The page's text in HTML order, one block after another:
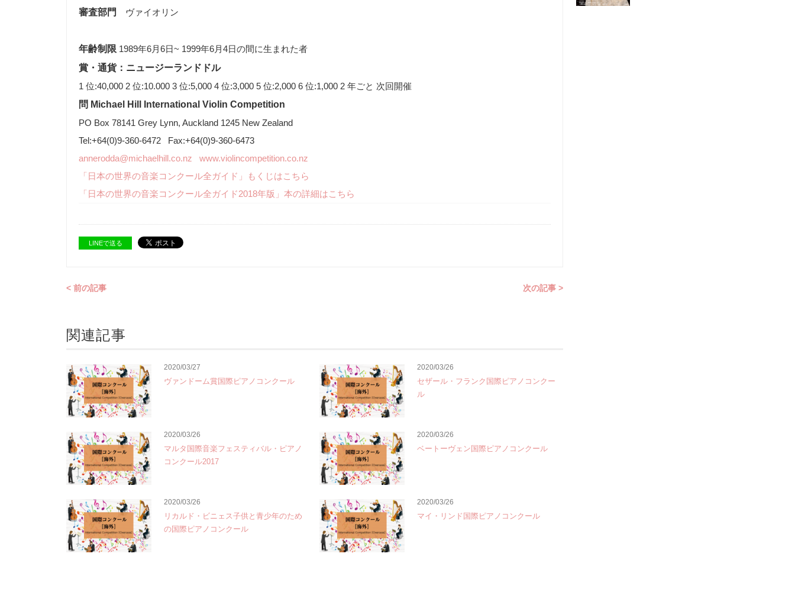
審査部門 ヴァイオリン
年齢制限 1989年6月6日~ 1999年6月4日の間に生まれた者
賞・通貨：ニュージーランドドル
1 位:40,000 2 位:10.000 3 位:5,000 4 位:3,000 5 位:2,000 6 位:1,000 2 年ごと 次回開催
問 Michael Hill International Violin Competition
PO Box 78141 Grey Lynn, Auckland 1245 New Zealand
Tel:+64(0)9-360-6472 Fax:+64(0)9-360-6473
annerodda@michaelhill.co.nz
www.violincompetition.co.nz
「日本の世界の音楽コンクール全ガイド」もくじはこちら
「日本の世界の音楽コンクール全ガイド2018年版」本の詳細はこちら
LINEで送る
< 前の記事 次の記事 >
関連記事
2020/03/27
ヴァンドーム賞国際ピアノコンクール
2020/03/26
セザール・フランク国際ピアノコンクー
ル
2020/03/26
マルタ国際音楽フェスティバル・ピアノ
コンクール2017
2020/03/26
ベートーヴェン国際ピアノコンクール
2020/03/26
リカルド・ビニェス子供と青少年のため
の国際ピアノコンクール
2020/03/26
マイ・リンド国際ピアノコンクール